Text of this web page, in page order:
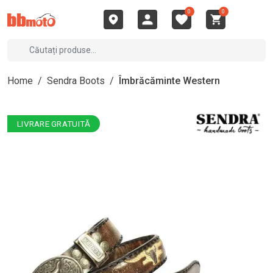
0 0
Home / Sendra Boots / Îmbrăcăminte Western
LIVRARE GRATUITĂ